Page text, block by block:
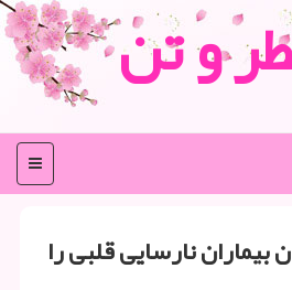
و تن
منو
بیماران نارسایی قلبی را